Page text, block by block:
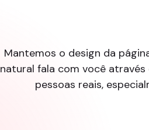
Mantemos o design da
natural fala com você
pessoas reais,